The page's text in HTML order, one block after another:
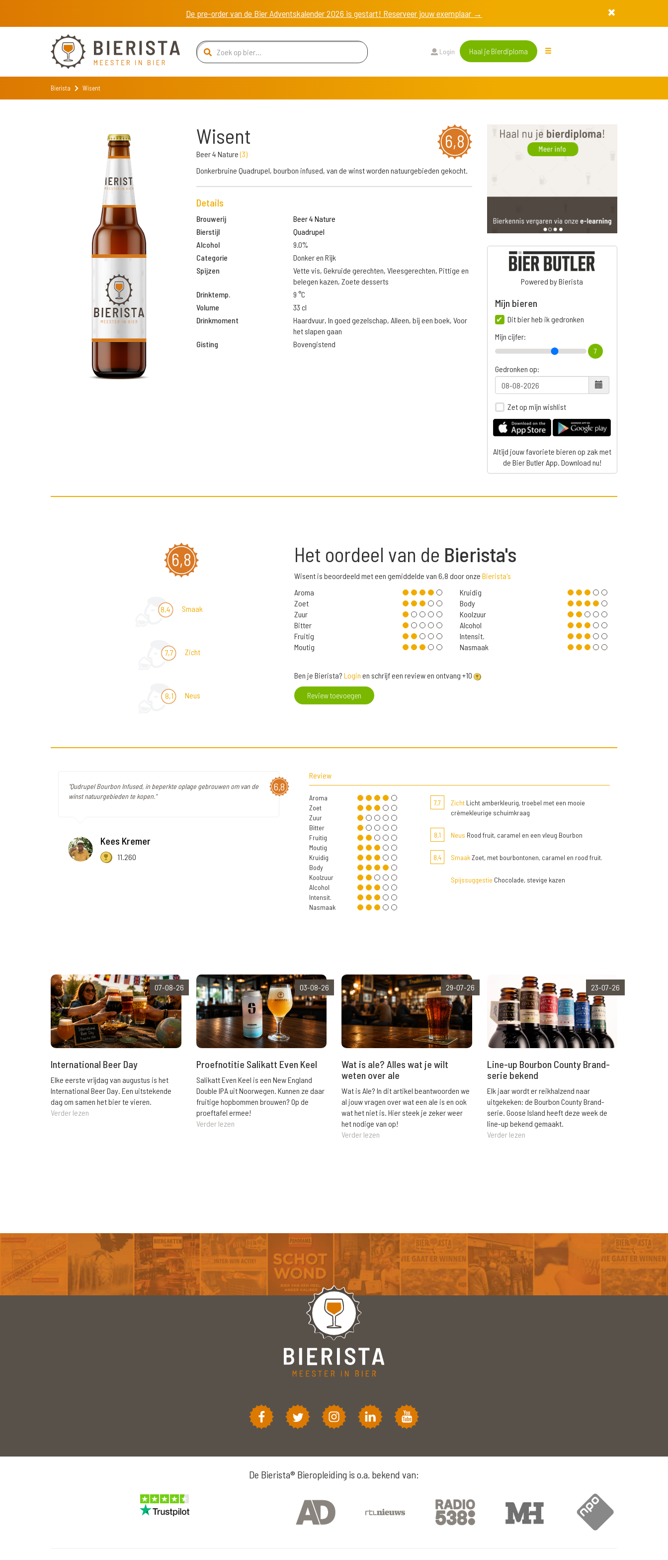
De pre-order van de Bier Adventskalender 2026 is gestart! Reserveer jouw exemplaar →
Login Haal je Bierdiploma
Bierista Wisent
6,8
Wisent
Beer 4 Nature(3)
Donkerbruine Quadrupel, bourbon infused, van de winst worden natuurgebieden gekocht.
Details
Brouwerij
Beer 4 Nature
Bierstijl
Quadrupel
Alcohol
9.0%
Categorie
Donker en Rijk
Spijzen
Vette vis, Gekruide gerechten, Vleesgerechten, Pittige en
belegen kazen, Zoete desserts
Drinktemp.
9 °C
Volume
33 cl
Drinkmoment
Haardvuur, In goed gezelschap, Alleen, bij een boek, Voor
het slapen gaan
Gisting
Bovengistend
Powered by Bierista
Mijn bieren
Dit bier heb ik gedronken
Mijn cijfer:
7
Gedronken op:
Zet op mijn wishlist
Altijd jouw favoriete bieren op zak met
de Bier Butler App. Download nu!
6,8
8,4 Smaak
7,7 Zicht
8,1 Neus
Het oordeel van de Bierista's
Wisent is beoordeeld met een gemiddelde van 6,8 door onze Bierista's
Aroma
Zoet
Zuur
Bitter
Fruitig
Moutig
Kruidig
Body
Koolzuur
Alcohol
Intensit.
Nasmaak
Ben je Bierista? Login en schrijf een review en ontvang +10
Review toevoegen
6,8
"Qudrupel Bourbon Infused, in beperkte oplage gebrouwen om van de
winst natuurgebieden te kopen."
Kees Kremer
11.260
Review
Aroma
Zoet
Zuur
Bitter
Fruitig
Moutig
Kruidig
Body
Koolzuur
Alcohol
Intensit.
Nasmaak
7,7 ZichtLicht amberkleurig, troebel met een mooie
crèmekleurige schuimkraag
8,1 Neus Rood fruit, caramel en een vleug Bourbon
8,4 SmaakZoet, met bourbontonen, caramel en rood fruit.
Spijssuggestie Chocolade, stevige kazen
07-08-26
International Beer Day
Elke eerste vrijdag van augustus is het
International Beer Day. Een uitstekende
dag om samen het bier te vieren.
Verder lezen
03-08-26
Proefnotitie Salikatt Even Keel
Salikatt Even Keel is een New England
Double IPA uit Noorwegen. Kunnen ze daar
fruitige hopbommen brouwen? Op de
proeftafel ermee!
Verder lezen
29-07-26
Wat is ale? Alles wat je wilt
weten over ale
Wat is Ale? In dit artikel beantwoorden we
al jouw vragen over wat een ale is en ook
wat het niet is. Hier steek je zeker weer
het nodige van op!
Verder lezen
23-07-26
Line-up Bourbon County Brand-
serie bekend
Elk jaar wordt er reikhalzend naar
uitgekeken: de Bourbon County Brand-
serie. Goose Island heeft deze week de
line-up bekend gemaakt.
Verder lezen
De Bierista® Bieropleiding is o.a. bekend van: